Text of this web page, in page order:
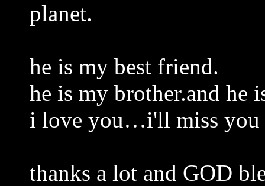
planet.
he is my best friend.
he is my brother.and he
i love you…i'll miss you
thanks a lot and GOD